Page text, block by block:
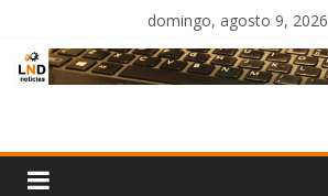
contenido
domingo, agosto 9, 2026
Noticias